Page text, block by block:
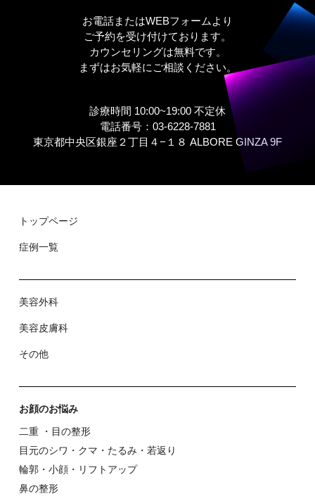
お電話またはWEBフォームより
ご予約を受け付けております。
カウンセリングは無料です。
まずはお気軽にご相談ください。
診療時間 10:00~19:00 不定休
電話番号：03-6228-7881
東京都中央区銀座２丁⽬４−１８ ALBORE GINZA 9F
トップページ
症例⼀覧
美容外科
美容⽪膚科
その他
お顔のお悩み
⼆重 ・⽬の整形
⽬元のシワ・クマ・たるみ・若返り
輪郭・⼩顔・リフトアップ
⿐の整形